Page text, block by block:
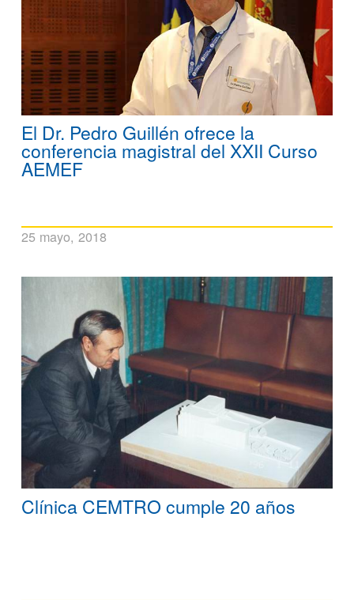
El Dr. Pedro Guillén ofrece la
conferencia magistral del XXII Curso
AEMEF
25 mayo, 2018
Clínica CEMTRO cumple 20 años